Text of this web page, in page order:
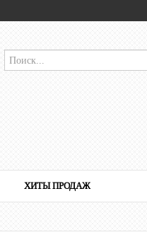
ХИТЫ ПРОДАЖ